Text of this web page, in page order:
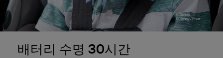
배터리 수명 30시간